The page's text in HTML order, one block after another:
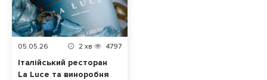
05.05.26 2 хв 4797
Італійський ресторан
La Luce та виноробня